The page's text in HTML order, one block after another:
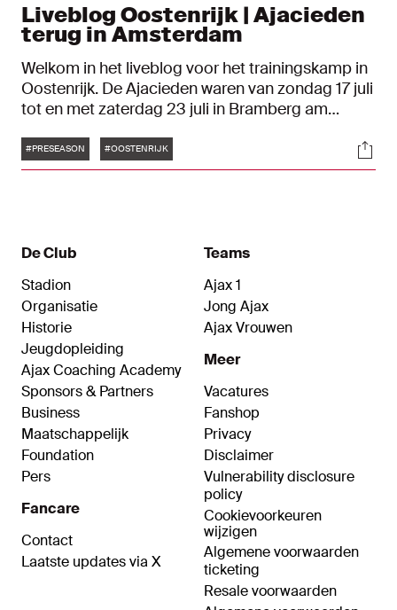
Liveblog Oostenrijk | Ajacieden
terug in Amsterdam
Welkom in het liveblog voor het trainingskamp in
Oostenrijk. De Ajacieden waren van zondag 17 juli
tot en met zaterdag 23 juli in Bramberg am
seizoen. In dit liveblog kan je alles teruglezen
over de trainingsweek in het Alpenland.
Tags
#PRESEASON #OOSTENRIJK
De Club
Stadion
Organisatie
Historie
Jeugdopleiding
Ajax Coaching Academy
Sponsors & Partners
Business
Maatschappelijk
Foundation
Pers
Fancare
Contact
Laatste updates via X
Teams
Ajax 1
Jong Ajax
Ajax Vrouwen
Meer
Vacatures
Fanshop
Privacy
Disclaimer
Vulnerability disclosure
policy
Cookievoorkeuren
wijzigen
Algemene voorwaarden
ticketing
Resale voorwaarden